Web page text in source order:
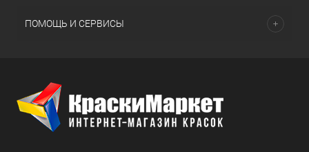
ПОМОЩЬ И СЕРВИСЫ